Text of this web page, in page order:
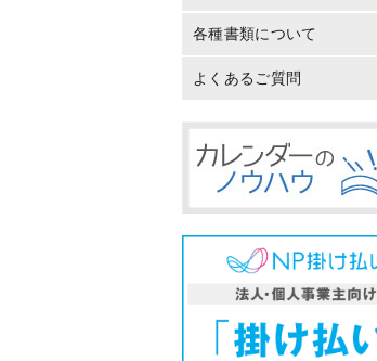
各種書類について
よくあるご質問